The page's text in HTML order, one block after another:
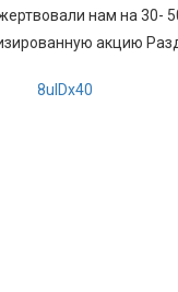
нам на 30-
акцию